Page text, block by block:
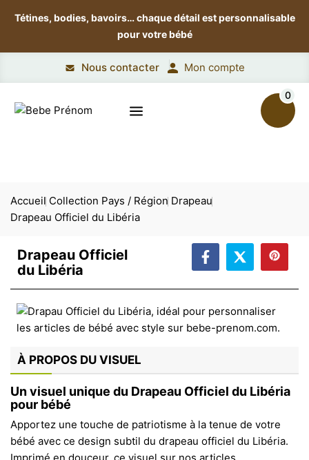
Tétines, bodies, bavoirs…chaque détail est personnalisable
pour votre bébé
Nous contacter Mon compte
0
Accueil Collection Pays / Région Drapeau
Drapeau Officiel du Libéria
Drapeau Officiel
du Libéria
À PROPOS DU VISUEL
Un visuel unique du Drapeau Officiel du Libéria
pour bébé
Apportez une touche de patriotisme à la tenue de votre
bébé avec ce design subtil du drapeau officiel du Libéria.